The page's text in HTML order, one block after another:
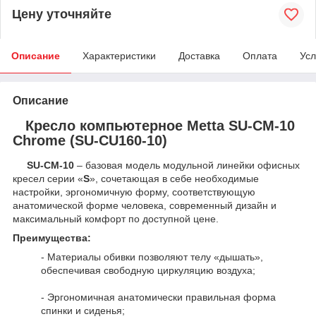
Цену уточняйте
Описание Характеристики Доставка Оплата
Описание
Кресло компьютерное Metta SU-CM-10
Chrome (SU-CU160-10)
SU-CM-10 – базовая модель модульной линейки офисных
кресел серии «S», сочетающая в себе необходимые
настройки, эргономичную форму, соответствующую
анатомической форме человека, современный дизайн и
максимальный комфорт по доступной цене.
Преимущества:
- Материалы обивки позволяют телу «дышать»,
обеспечивая свободную циркуляцию воздуха;
- Эргономичная анатомически правильная форма
спинки и сиденья;